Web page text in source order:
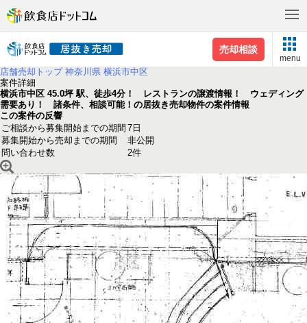
売却相談
menu
店舗売却トップ 神奈川県 横浜市中区
案件詳細
横浜市中区 45.0坪 駅、徒歩4分！ レストランの譲渡情報！ ウェディング
需要あり！ 諸条件、相談可能！の居抜き売却物件の案件情報
この案件の反響
ご相談から募集開始までの期間 7日
募集開始から売却までの期間
非公開
問い合わせ数
2件